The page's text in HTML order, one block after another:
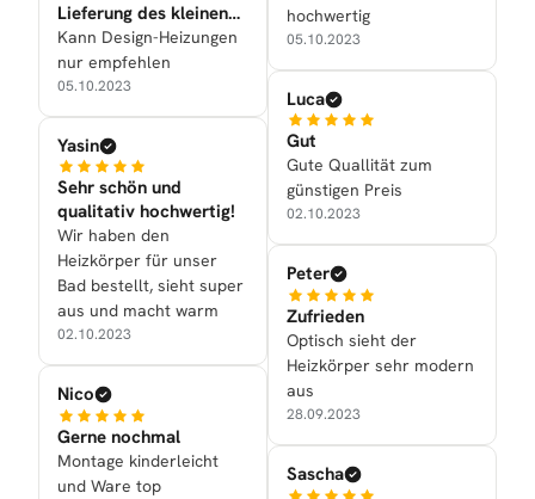
Lieferung des kleinen
Handtuchtrockners
Kann Design-Heizungen
nur empfehlen
05.10.2023
Yasin
Sehr schön und
qualitativ hochwertig!
Wir haben den
Heizkörper für unser
Bad bestellt, sieht super
aus und macht warm
02.10.2023
Nico
Gerne nochmal
Montage kinderleicht
und Ware top
hochwertig
05.10.2023
Luca
Gut
Gute Quallität zum
günstigen Preis
02.10.2023
Peter
Zufrieden
Optisch sieht der
Heizkörper sehr modern
aus
28.09.2023
Sascha